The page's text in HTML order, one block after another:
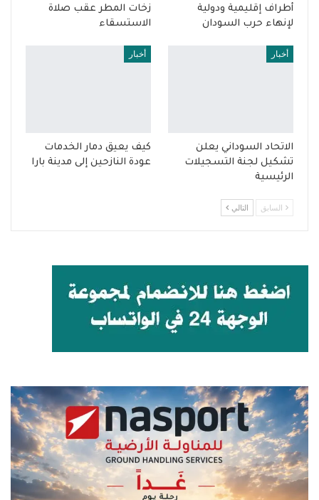
أطراف إقليمية ودولية
لإنهاء حرب السودان
زخات المطر عقب صلاة
الاستسقاء
أخبار
الاتحاد السوداني يعلن
تشكيل لجنة التسجيلات
الرئيسية
أخبار
كيف يعيق دمار الخدمات
عودة النازحين إلى مدينة بارا
السابق التالي